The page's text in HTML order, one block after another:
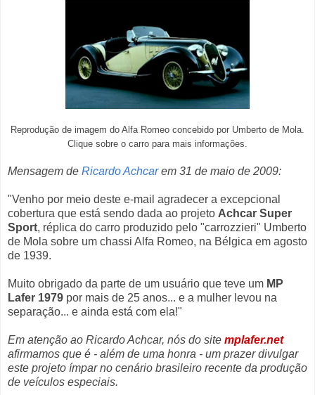
Reprodução de imagem do Alfa Romeo concebido por Umberto de Mola.
Clique sobre o carro para mais informações.
Mensagem de Ricardo Achcarem 31 de maio de 2009:
"Venho por meio deste e-mail agradecer a excepcional
cobertura que está sendo dada ao projeto Achcar Super
Sport, réplica do carro produzido pelo "carrozzieri" Umberto
de Mola sobre um chassi Alfa Romeo, na Bélgica em agosto
de 1939.
Muito obrigado da parte de um usuário que teve um MP
Lafer 1979 por mais de 25 anos... e a mulher levou na
separação... e ainda está com ela!"
Em atenção ao Ricardo Achcar, nós do site mplafer.net
afirmamos que é - além de uma honra - um prazer divulgar
este projeto ímpar no cenário brasileiro recente da produção
de veículos especiais.